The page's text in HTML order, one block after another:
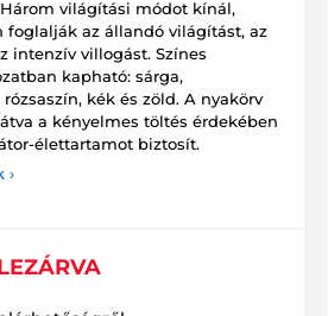
világítási módot kínál,
az állandó világítást, az
intenzív villogást. Színes
kapható: sárga,
kék és zöld. A nyakörv
a kényelmes töltés érdekében
élettartamot biztosít.
›